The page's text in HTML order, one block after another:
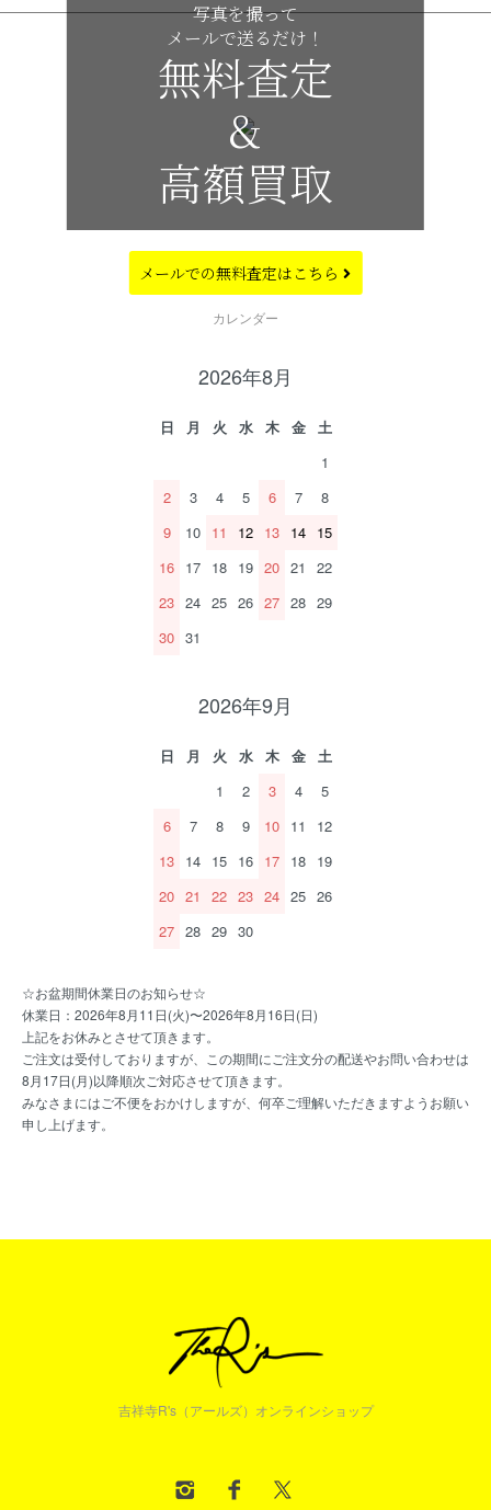
写真を撮って
メールで送るだけ！
無料査定
&
高額買取
メールでの無料査定はこちら
CALENDAR
カレンダー
2026年8月
日 月 火 水 木 金
土
1
2
3 4 5 6 7
8
9
10 11 12 13 14 15
16 17 18 19 20 21
22
23 24 25 26 27 28 29
30 31
2026年9月
日 月 火 水 木 金
土
1
2 3 4
5
6
7 8 9 10 11
12
13 14 15 16 17 18 19
20 21 22 23 24 25 26
27 28 29 30
☆お盆期間休業日のお知らせ☆
休業日：2026年8月11日(火)〜2026年8月16日(日)
上記をお休みとさせて頂きます。
ご注文は受付しておりますが、この期間にご注文分の配送やお問い合わせは
8月17日(月)以降順次ご対応させて頂きます。
みなさまにはご不便をおかけしますが、何卒ご理解いただきますようお願い
申し上げます。
吉祥寺R's（アールズ）オンラインショップ